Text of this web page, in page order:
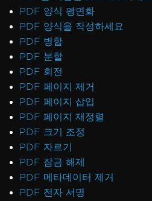
PDF 양식 평면화
PDF 양식을 작성하세요
PDF 병합
PDF 분할
PDF 회전
PDF 페이지 제거
PDF 페이지 삽입
PDF 페이지 재정렬
PDF 크기 조정
PDF 자르기
PDF 잠금 해제
PDF 메타데이터 제거
PDF 전자 서명